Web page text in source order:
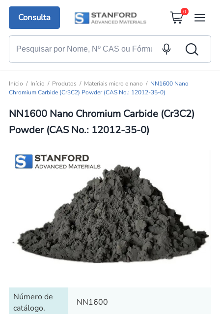
Consulta
0
Início Início Produtos Materiais micro e nano
NN1600 Nano
Chromium Carbide (Cr3C2) Powder (CAS No.: 12012-35-0)
NN1600 Nano Chromium Carbide (Cr3C2)
Powder (CAS No.: 12012-35-0)
Número de
catálogo.
NN1600